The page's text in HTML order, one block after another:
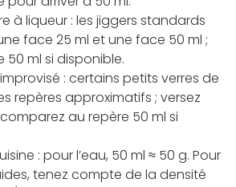
à liqueur : les jiggers standards
face 25 ml et une face 50 ml ;
50 ml si disponible.
: certains petits verres de
repères approximatifs ; versez
au repère 50 ml si
: pour l’eau, 50 ml ≈ 50 g. Pour
tenez compte de la densité